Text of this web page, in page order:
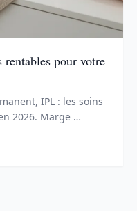
rentables pour votre
IPL : les soins
2026. Marge …